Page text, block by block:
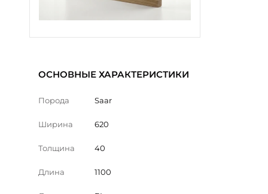
ОСНОВНЫЕ ХАРАКТЕРИСТИКИ
Порода Saar
Ширина 620
Толщина 40
Длина 1100